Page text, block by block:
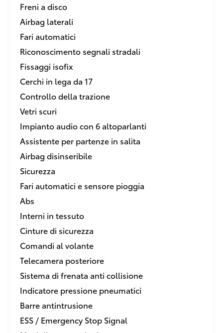
Freni a disco
Airbag laterali
Fari automatici
Riconoscimento segnali stradali
Fissaggi isofix
Cerchi in lega da 17
Controllo della trazione
Vetri scuri
Impianto audio con 6 altoparlanti
Assistente per partenze in salita
Airbag disinseribile
Sicurezza
Fari automatici e sensore pioggia
Abs
Interni in tessuto
Cinture di sicurezza
Comandi al volante
Telecamera posteriore
Sistema di frenata anti collisione
Indicatore pressione pneumatici
Barre antintrusione
ESS / Emergency Stop Signal